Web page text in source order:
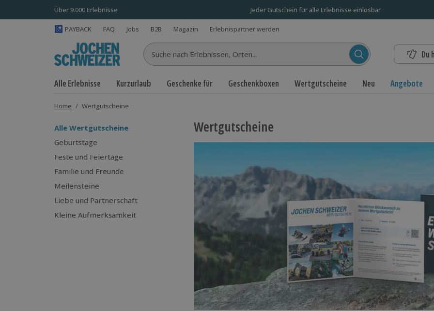
Über 9.000 Erlebnisse Jeder Gutschein für alle Erlebnisse einlösbar
PAYBACK FAQ Jobs B2B Magazin Erlebnispartner werden
Suche nach Erlebnissen... Du
Alle Erlebnisse Kurzurlaub Geschenke für Geschenkboxen Wertgutscheine Neu Angebote
Home / Wertgutscheine
Alle Wertgutscheine
Geburtstage
Feste und Feiertage
Familie und Freunde
Meilensteine
Liebe und Partnerschaft
Kleine Aufmerksamkeit
Wertgutscheine